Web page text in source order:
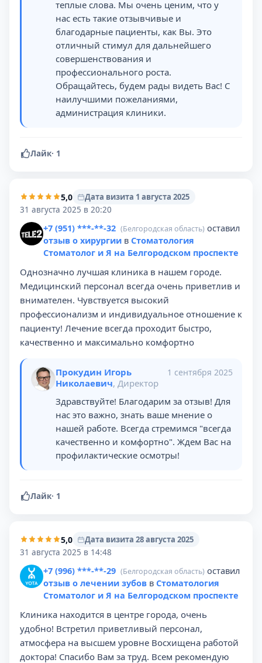
теплые слова. Мы очень ценим, что у
нас есть такие отзывчивые и
благодарные пациенты, как Вы. Это
отличный стимул для дальнейшего
совершенствования и
профессионального роста.
Обращайтесь, будем рады видеть Вас! С
наилучшими пожеланиями,
администрация клиники.
Лайк· 1
5,0
Дата визита 1 августа 2025
31 августа 2025 в 20:20
+7 (951) ***-**-32 (Белгородская область) оставил
отзыв о хирургии в Стоматология
Стоматолог и Я на Белгородском проспекте
Однозначно лучшая клиника в нашем городе.
Медицинский персонал всегда очень приветлив и
внимателен. Чувствуется высокий
профессионализм и индивидуальное отношение к
пациенту! Лечение всегда проходит быстро,
качественно и максимально комфортно
Прокудин Игорь
Николаевич, Директор
1 сентября 2025
Здравствуйте! Благодарим за отзыв! Для
нас это важно, знать ваше мнение о
нашей работе. Всегда стремимся "всегда
качественно и комфортно". Ждем Вас на
профилактические осмотры!
Лайк· 1
5,0
Дата визита 28 августа 2025
31 августа 2025 в 14:48
+7 (996) ***-**-29 (Белгородская область) оставил
отзыв о лечении зубов в Стоматология
Стоматолог и Я на Белгородском проспекте
Клиника находится в центре города, очень
удобно! Встретил приветливый персонал,
атмосфера на высшем уровне Восхищена работой
доктора! Спасибо Вам за труд. Всем рекомендую